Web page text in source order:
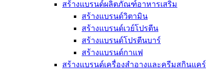
สร้างแบรนด์ผลิตภัณฑ์อาหารเสริม
สร้างแบรนด์วิตามิน
สร้างแบรนด์เวย์โปรตีน
สร้างแบรนด์โปรตีนบาร์
สร้างแบรนด์กาแฟ
สร้างแบรนด์เครื่องสำอางและครีมสกินแคร์